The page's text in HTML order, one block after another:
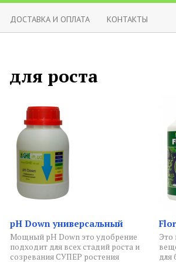
ДОСТАВКА И ОПЛАТА КОНТАКТЫ
для роста
pH Down универсальный
Мощный pH Down это удобрение
подходит для всех стадий роста и
созревания СУПЕР ростения
Это
для